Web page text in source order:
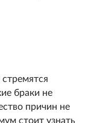
браки не
причин не
стоит узнать